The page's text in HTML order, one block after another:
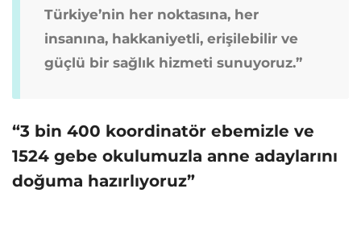
Türkiye’nin her noktasına, her
insanına, hakkaniyetli, erişilebilir ve
güçlü bir sağlık hizmeti sunuyoruz.”
“3 bin 400 koordinatör ebemizle ve
1524 gebe okulumuzla anne adaylarını
doğuma hazırlıyoruz”